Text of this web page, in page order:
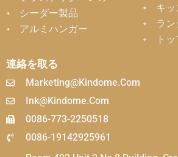
シーダー製品
アルミハンガー
キ
ラ
ト
連絡を取る
Marketing@kindome.com
Ink@kindome.com
0086-773-2250518
0086-19142925961